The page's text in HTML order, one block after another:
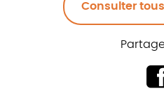
Consulter